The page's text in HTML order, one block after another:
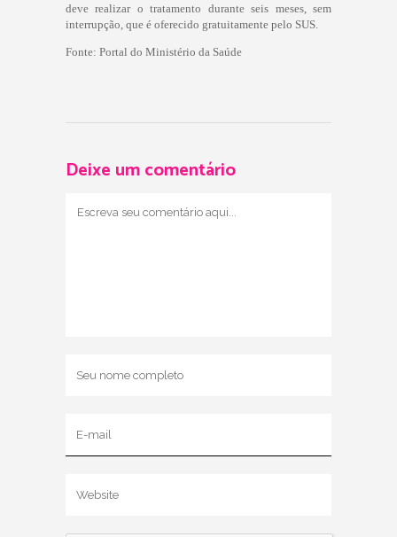
deve realizar o tratamento durante seis meses, sem
interrupção, que é oferecido gratuitamente pelo SUS.
Fonte: Portal do Ministério da Saúde
Deixe um comentário